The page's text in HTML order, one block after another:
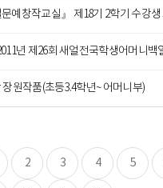
년 제26회 새얼전국학생어머니백
장원작품(초등3.4학년~ 어머니부)
2 3 4 5